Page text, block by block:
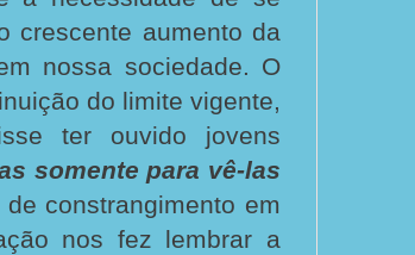
crescente aumento da
nossa sociedade. O
do limite vigente,
ter ouvido jovens
somente para vê-las
constrangimento em
nos fez lembrar a